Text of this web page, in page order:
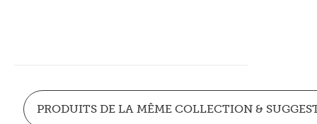
PRODUITS DE LA MÊME COLLECTION &